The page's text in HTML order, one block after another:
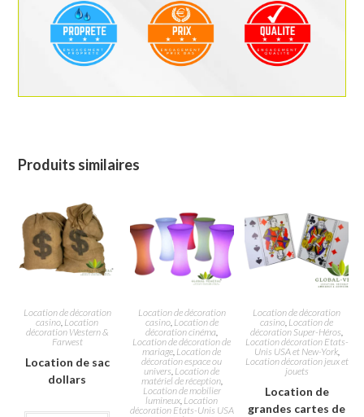
Produits similaires
Location de décoration
casino, Location
décoration Western &
Farwest
Location de sac
dollars
Location de décoration
casino, Location de
décoration cinéma,
Location de décoration de
mariage, Location de
décoration espace ou
univers, Location de
matériel de réception,
Location de mobilier
lumineux, Location
décoration Etats-Unis USA
Location de décoration
casino, Location de
décoration Super-Héros,
Location décoration Etats-
Unis USA et New-York,
Location décoration jeux et
jouets
Location de
grandes cartes de